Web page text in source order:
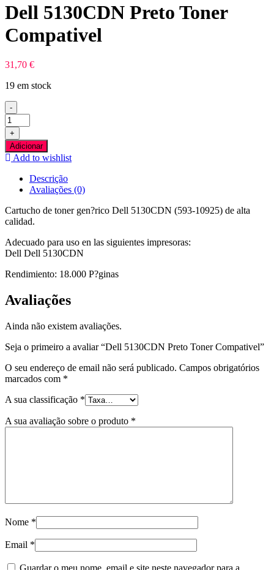
Dell 5130CDN Preto Toner
Compativel
31,70 €
19 em stock
-
Quantidade
de
Dell
5130CDN
Preto
Compativel
+
Adicionar
Add to wishlist
Descrição
Avaliações (0)
Cartucho de toner gen?rico Dell 5130CDN (593-10925) de alta
calidad.
Adecuado para uso en las siguientes impresoras:
Dell Dell 5130CDN
Rendimiento: 18.000 P?ginas
Avaliações
Ainda não existem avaliações.
Seja o primeiro a avaliar “Dell 5130CDN Preto Toner Compativel”
O seu endereço de email não será publicado. Campos obrigatórios
marcados com *
A sua classificação *
A sua avaliação sobre o produto *
Nome *
Email *
Guardar o meu nome, email e site neste navegador para a